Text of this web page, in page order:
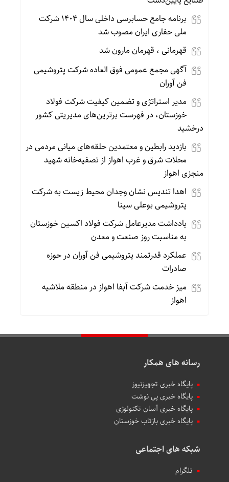
برنامه جامع حسابرسی داخلی سال ۱۴۰۴ شرکت
ملی حفاری ایران مصوب شد
قهرمانی ، قهرمان مارون شد
آگهی مجمع عمومی فوق العاده شرکت پتروشیمی
فن آوران
مدیر استراتژی و تضمین کیفیت شرکت فولاد
خوزستان، در فهرست برترین‌های مدیریتی کشور
درخشید
بازدید رابطین و معتمدین حلقه‌های میانی مردمی در
محلات شرق و غرب اهواز از تصفیه‌خانه شهید
منجزی اهواز
اهدا تندیس نشان وجدان محیط زیست به شرکت
پتروشیمی بوعلی سینا
یادداشت مدیرعامل شرکت فولاد اکسین خوزستان
به مناسبت روز صنعت و معدن
عملکرد قدرتمند پتروشیمی فن آوران در حوزه
صادرات
میز خدمت شرکت آبفا اهواز در منطقه ملاشیه
اهواز
رسانه های همکار
پایگاه خبری تجهیزنیوز
پایگاه خبری پی نوشت
پایگاه خبری آسان تکنولوژی
پایگاه خبری بازتاب خوزستان
شبکه های اجتماعی
تلگرام